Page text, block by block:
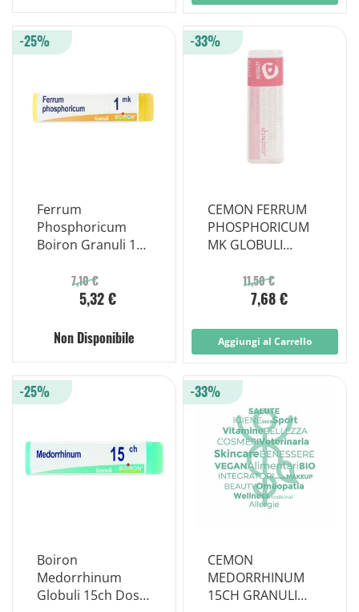
Ferrum
Phosphoricum
Boiron Granuli 1
Monodose
7,10 €
5,32 €
-25%
Non Disponibile
CEMON FERRUM
PHOSPHORICUM
MK GLOBULI
11,50 €
7,68 €
-33%
Aggiungi al Carrello
Boiron
Medorrhinum
Globuli 15ch Dose
-25%
CEMON
MEDORRHINUM
15CH GRANULI
-33%